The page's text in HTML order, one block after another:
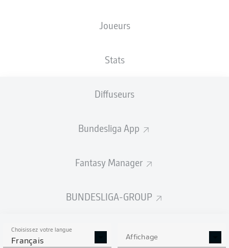
Joueurs
Stats
Diffuseurs
Bundesliga App
Fantasy Manager
BUNDESLIGA-GROUP
Choisissez votre langue
Français Affichage
0